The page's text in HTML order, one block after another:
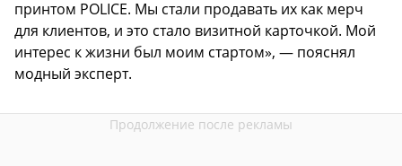
принтом POLICE. Мы стали продавать их как мерч
для клиентов, и это стало визитной карточкой. Мой
интерес к жизни был моим стартом», — пояснял
модный эксперт.